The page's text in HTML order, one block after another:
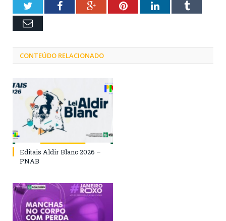
TwitterFacebookGoogle+PinterestLinkedInTumblr
Email
CONTEÚDO RELACIONADO
Editais Aldir Blanc 2026 –
PNAB